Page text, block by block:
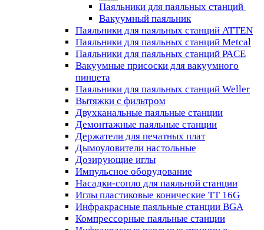
Паяльники для паяльных станций
Вакуумный паяльник
Паяльники для паяльных станций ATTEN
Паяльники для паяльных станций Metcal
Паяльники для паяльных станций PACE
Вакуумные присоски для вакуумного
пинцета
Паяльники для паяльных станций Weller
Вытяжки с фильтром
Двухканальные паяльные станции
Демонтажные паяльные станции
Держатели для печатных плат
Дымоуловители настольные
Дозирующие иглы
Импульсное оборудование
Насадки-сопло для паяльной станции
Иглы пластиковые конические TT 16G
Инфракрасные паяльные станции BGA
Компрессорные паяльные станции